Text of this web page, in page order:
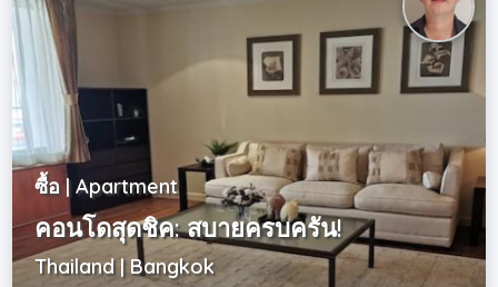
ซื้อ | Apartment
คอนโดสุดชิค: สบายครบครัน!
Thailand | Bangkok